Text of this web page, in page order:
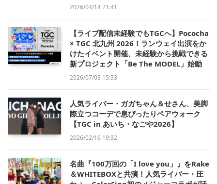
2026/04/14 21:41
【ライブ配信未経験でもTGCへ】Pococha
× TGC 北九州 2026！ランウェイ出演をか
けたイベント開催、未経験から挑戦できる
新プロジェクト「Be The MODEL」始動
2026/07/03 15:33
人気ライバー・ガガちゃん＆せさん、美脚
際立つコーデで息ぴったりペアウォーク
【TGC in あいち・なごや2026】
2026/02/16 19:32
名曲『100万回の「I love you」』をRake
＆WHITEBOXと共演！人気ライバー・圧